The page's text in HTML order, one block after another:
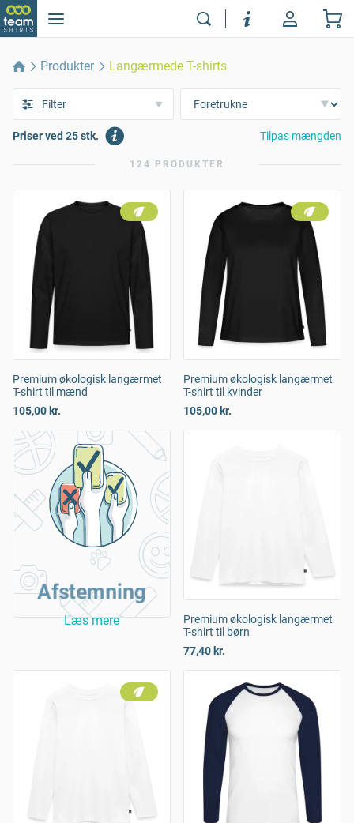
Produkter Langærmede T-shirts
Filter
Priser ved 25 stk. Tilpas mængden
124 PRODUKTER
Premium økologisk langærmet
T-shirt til mænd
105,00 kr.
Premium økologisk langærmet
T-shirt til kvinder
105,00 kr.
Afstemning
Læs mere
Premium økologisk langærmet
T-shirt til børn
77,40 kr.